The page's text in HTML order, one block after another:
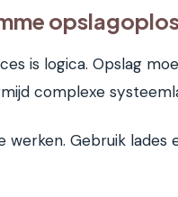
is logica. Opslag
complexe
werken. Gebruik